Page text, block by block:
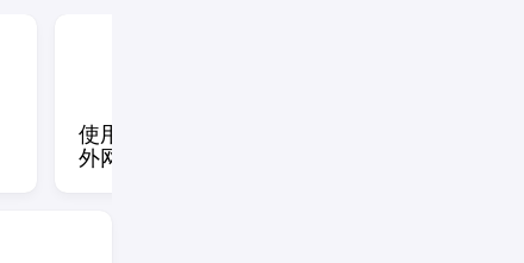
使用headscale分别解析内
外网dns